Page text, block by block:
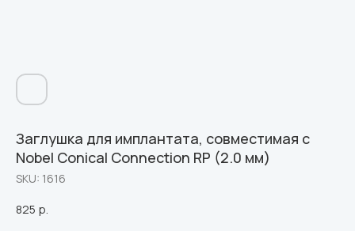
Заглушка для имплантата, совместимая с
Nobel Conical Connection RP (2.0 мм)
SKU: 1616
825 р.